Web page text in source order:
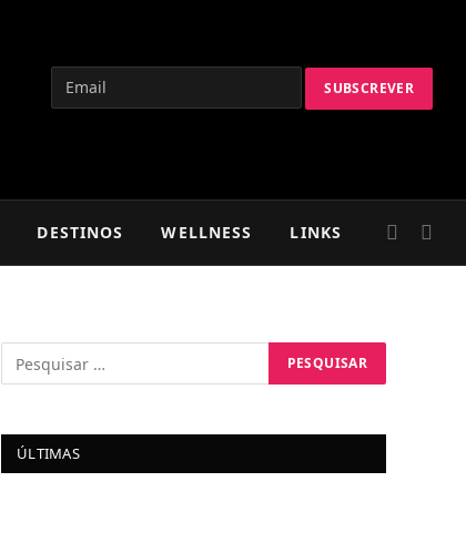
DESTINOS WELLNESS LINKS
ÚLTIMAS